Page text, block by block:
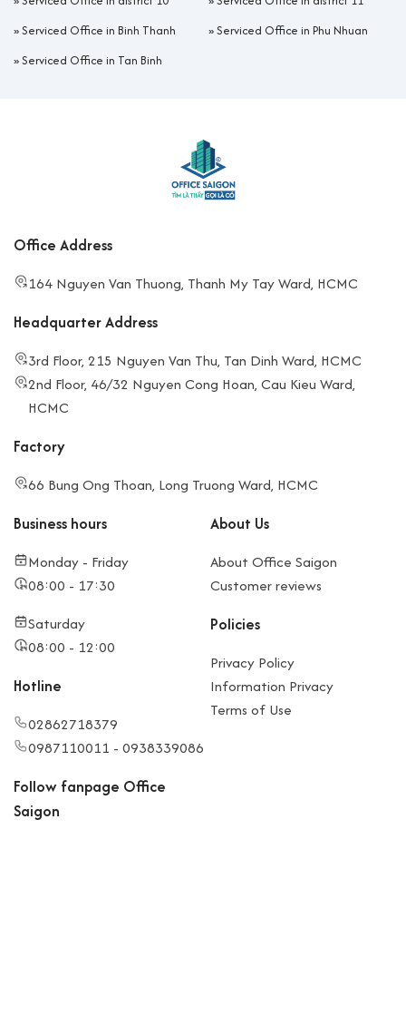
»Serviced Office in Binh Thanh »Serviced Office in Phu Nhuan
»Serviced Office in Tan Binh
Office Address
164 Nguyen Van Thuong, Thanh My Tay Ward, HCMC
Headquarter Address
3rd Floor, 215 Nguyen Van Thu, Tan Dinh Ward, HCMC
2nd Floor, 46/32 Nguyen Cong Hoan, Cau Kieu Ward,
HCMC
Factory
66 Bung Ong Thoan, Long Truong Ward, HCMC
Business hours
Monday - Friday
08:00 - 17:30
Saturday
08:00 - 12:00
Hotline
02862718379
0987110011 - 0938339086
About Us
About Office Saigon
Customer reviews
Policies
Privacy Policy
Information Privacy
Terms of Use
Follow fanpage Office
Saigon